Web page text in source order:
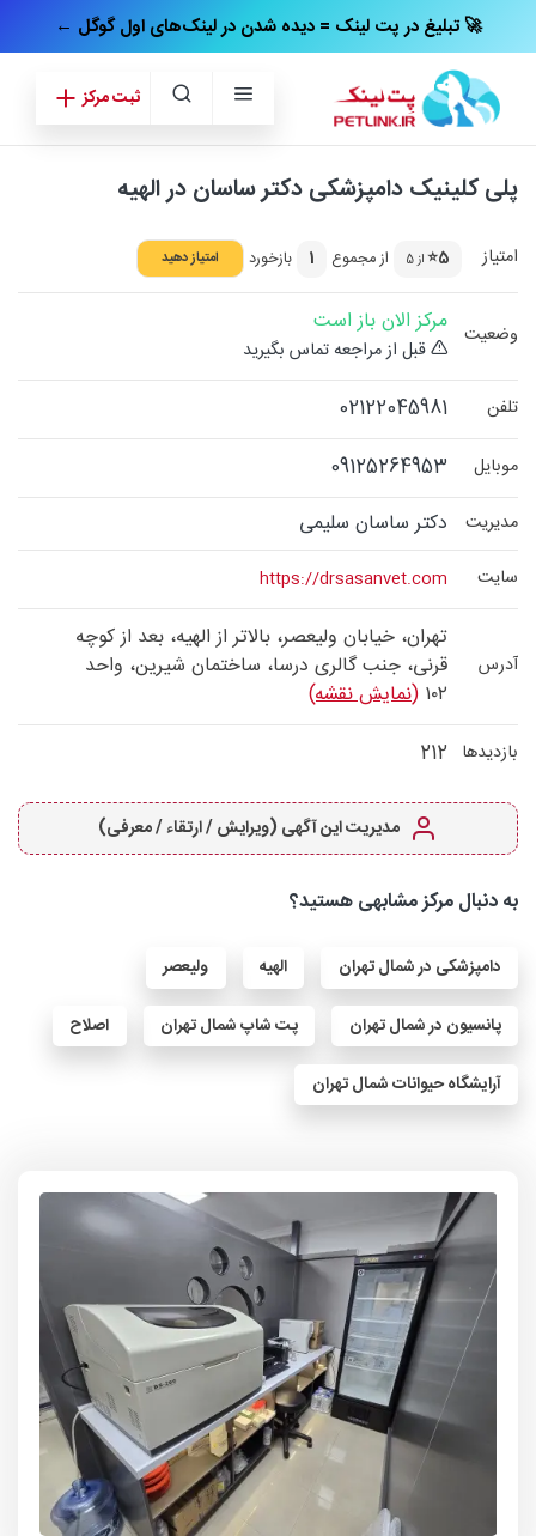
← تبلیغ در پت‌ لینک = دیده شدن در لینک‌های اول گوگل 🚀
ثبت مرکز
پلی کلینیک دامپزشکی دکتر ساسان در الهیه
امتیاز 5⭐ از 5 از مجموع 1 بازخورد امتیاز دهید
وضعیت مرکز الان باز است
قبل از مراجعه تماس بگیرید
تلفن
02122045981
موبایل 09125264953
مدیریت دکتر ساسان سلیمی
سایت https://drsasanvet.com
آدرس
تهران، خیابان ولیعصر، بالاتر از الهیه، بعد از کوچه
قرنی، جنب گالری درسا، ساختمان شیرین، واحد
۱۰۲ (نمایش نقشه)
بازدیدها 212
مدیریت این آگهی (ویرایش / ارتقاء / معرفی)
به دنبال مرکز مشابهی هستید؟
دامپزشکی در شمال تهران الهیه ولیعصر
پانسیون در شمال تهران پت شاپ شمال تهران اصلاح
آرایشگاه حیوانات شمال تهران